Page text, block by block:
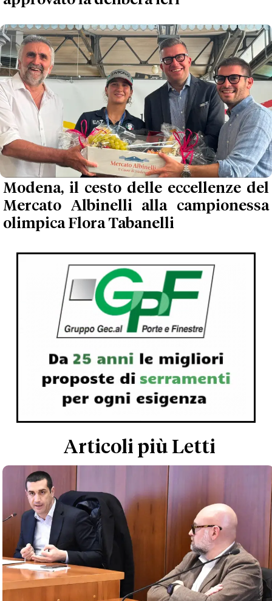
Modena, il cesto delle eccellenze del
Mercato Albinelli alla campionessa
olimpica Flora Tabanelli
Articoli più Letti